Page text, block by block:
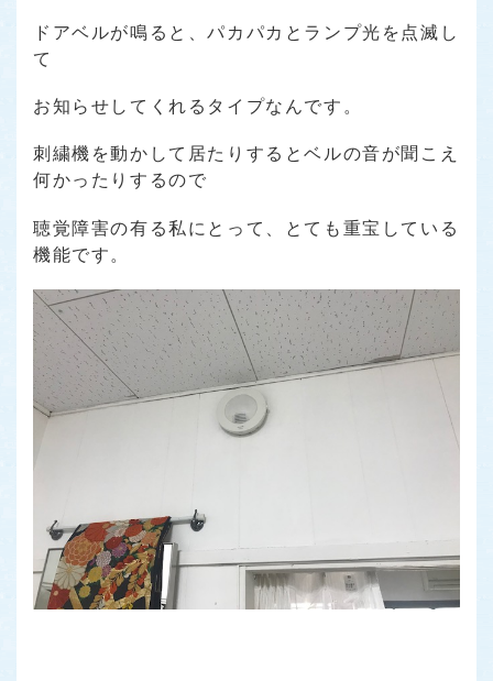
ドアベルが鳴ると、パカパカとランプ光を点滅し
て
お知らせしてくれるタイプなんです。
刺繍機を動かして居たりするとベルの音が聞こえ
何かったりするので
聴覚障害の有る私にとって、とても重宝している
機能です。